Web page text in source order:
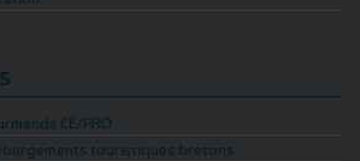
CE/PRO
touristiques bretons